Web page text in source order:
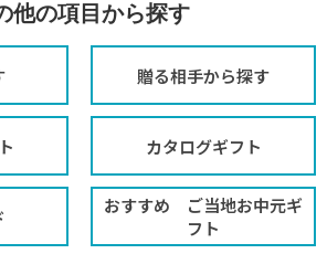
他の項目から探す
贈る相手から探す
カタログギフト
おすすめ ご当地お中元ギ
フト